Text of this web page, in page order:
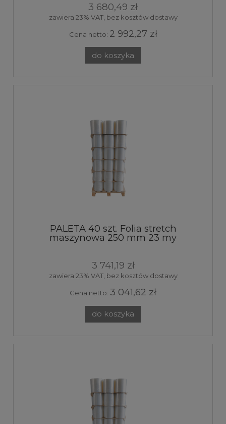
3 680,49 zł
zawiera 23% VAT, bez kosztów dostawy
Cena netto: 2 992,27 zł
do koszyka
PALETA 40 szt. Folia stretch
maszynowa 250 mm 23 my
transparent 9kg 160%
3 741,19 zł
zawiera 23% VAT, bez kosztów dostawy
Cena netto: 3 041,62 zł
do koszyka